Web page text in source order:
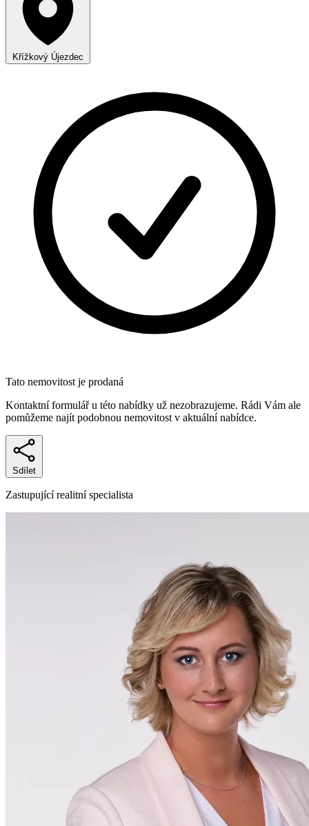
Křížkový Újezdec
Tato nemovitost je prodaná
Kontaktní formulář u této nabídky už nezobrazujeme. Rádi Vám ale
pomůžeme najít podobnou nemovitost v aktuální nabídce.
Sdílet
Zastupující realitní specialista